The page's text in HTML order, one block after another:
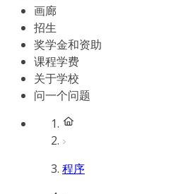
画廊
招生
奖学金和资助
课程学费
关于学校
问一个问题
程序